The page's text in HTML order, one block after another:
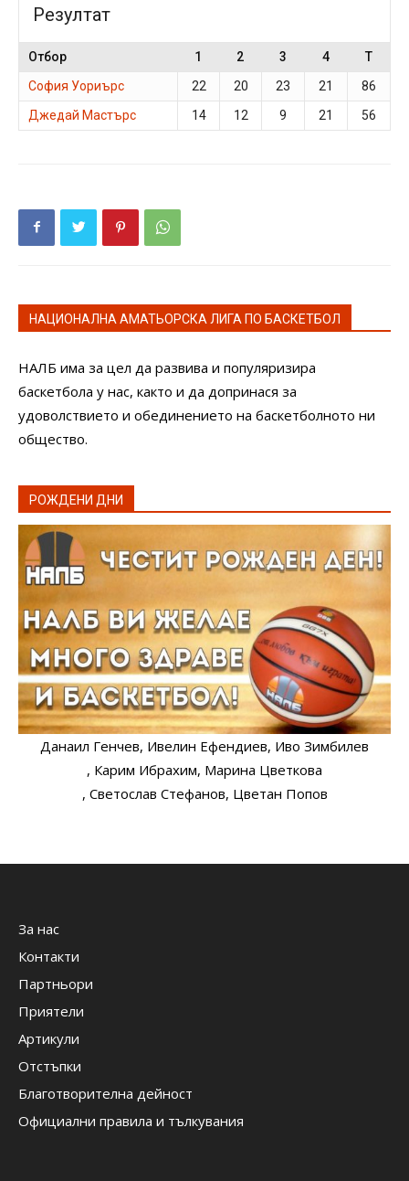
Резултат
Отбор 1 2 3 4
T
София Уориърс
22 20 23 21
86
Джедай Мастърс
14 12 9 21 56
НАЦИОНАЛНА АМАТЬОРСКА ЛИГА ПО БАСКЕТБОЛ
НАЛБ има за цел да развива и популяризира
баскетбола у нас, както и да допринася за
удоволствието и обединението на баскетболното ни
общество.
РОЖДЕНИ ДНИ
Данаил Генчев, Ивелин Ефендиев, Иво Зимбилев
, Карим Ибрахим, Марина Цветкова
, Светослав Стефанов, Цветан Попов
За нас
Контакти
Партньори
Приятели
Артикули
Отстъпки
Благотворителна дейност
Официални правила и тълкувания